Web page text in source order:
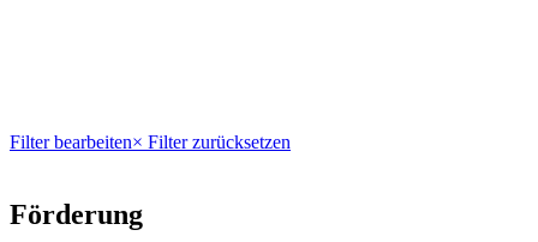
Filter bearbeiten× Filter zurücksetzen
Förderung